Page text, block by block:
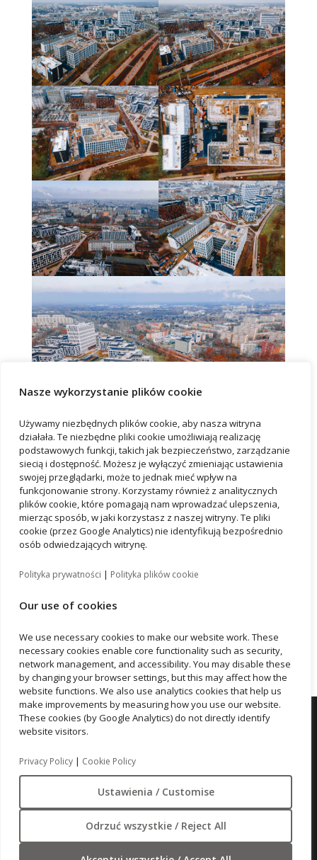
Nasze wykorzystanie plików cookie
Używamy niezbędnych plików cookie, aby nasza witryna
działała. Te niezbędne pliki cookie umożliwiają realizację
podstawowych funkcji, takich jak bezpieczeństwo, zarządzanie
siecią i dostępność. Możesz je wyłączyć zmieniając ustawienia
swojej przeglądarki, może to jednak mieć wpływ na
funkcjonowanie strony. Korzystamy również z analitycznych
plików cookie, które pomagają nam wprowadzać ulepszenia,
mierząc sposób, w jaki korzystasz z naszej witryny. Te pliki
cookie (przez Google Analytics) nie identyfikują bezpośrednio
osób odwiedzających witrynę.
Polityka prywatności | Polityka plików cookie
Our use of cookies
We use necessary cookies to make our website work. These
necessary cookies enable core functionality such as security,
network management, and accessibility. You may disable these
by changing your browser settings, but this may affect how the
website functions. We also use analytics cookies that help us
make improvements by measuring how you use our website.
These cookies (by Google Analytics) do not directly identify
website visitors.
Privacy Policy | Cookie Policy
Ustawienia / Customise
Odrzuć wszystkie / Reject All
Recent Posts
New tenant has opened an office in Wrocław’s B10
WELL Certification for Vastint’s newest office building
in Wrocław
KRUK is moving to the B10 project
Element Hotel Wrocław Achieves LEED Gold
Certification
Vastint Poland Sp. z o.o., Żwirki i Wigury 16b,
Privacy Policy